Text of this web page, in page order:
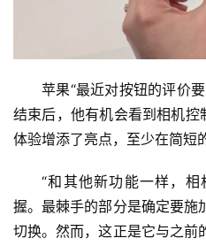
苹果“最近对按钮的评价
结束后，他有机会看到相机
体验增添了亮点，至少在简短
“和其他新功能一样，
握。最棘手的部分是确定要施
切换。然而，这正是它与之前